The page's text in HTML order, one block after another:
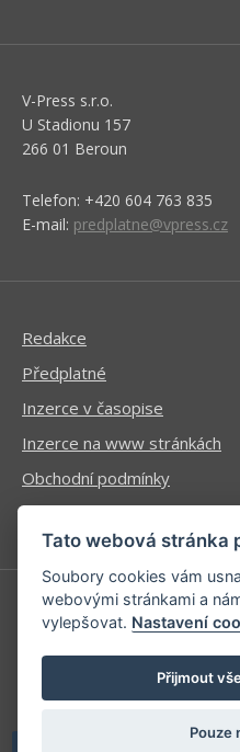
V-Press s.r.o.
U Stadionu 157
266 01 Beroun
Telefon: +420 604 763 835
E-mail: predplatne@vpress.cz
Redakce
Předplatné
Inzerce v časopise
Inzerce na www stránkách
Obchodní podmínky
Ochrana osobních údajů
Příhlášení | Registrace
Kontaktní informace
Mapa stránek
Tato webová stránka
Soubory cookies vám
webovými stránkami a
vylepšovat. Nastavení
Přijmout
Pouze